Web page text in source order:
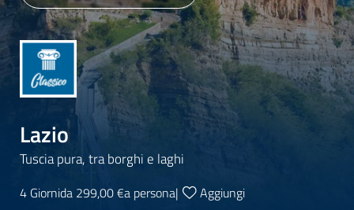
Lazio
Tuscia pura, tra borghi e laghi
4 Giornida 299,00 €a persona| Aggiungi